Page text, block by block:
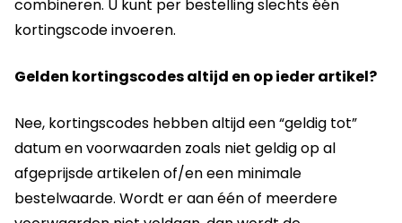
combineren. U kunt per bestelling slechts één
kortingscode invoeren.
Gelden kortingscodes altijd en op ieder artikel?
Nee, kortingscodes hebben altijd een “geldig tot”
datum en voorwaarden zoals niet geldig op al
afgeprijsde artikelen of/en een minimale
bestelwaarde. Wordt er aan één of meerdere